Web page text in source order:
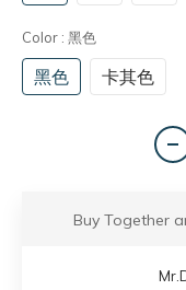
Color : 黑色
黑色 卡其色
Buy Together